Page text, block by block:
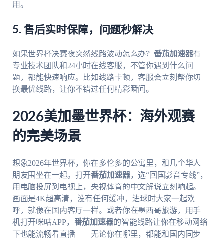
用。
5. 售后实时保障，问题秒解决
如果世界杯决赛夜突然线路波动怎么办？ 番茄加速器有
专业技术团队和24小时在线客服，不管你遇到什么问
题，都能快速响应。比如线路卡顿，客服会立刻帮你切
换最优线路，让你不错过任何精彩瞬间。
2026美加墨世界杯：海外观赛
的完美场景
想象2026年世界杯，你在多伦多的公寓里，和几个华人
朋友围坐在一起。打开番茄加速器，选“回国影音专线”，
用电脑投屏到电视上，央视体育的中文解说立刻响起。
画面是4K超高清，没有任何缓冲，进球时大家一起欢
呼，就像在国内客厅一样。或者你在墨西哥旅游，用手
机打开咪咕APP， 番茄加速器的智能线路让你在移动网络
下也能流畅看直播——无论你在哪里，都能和国内同步